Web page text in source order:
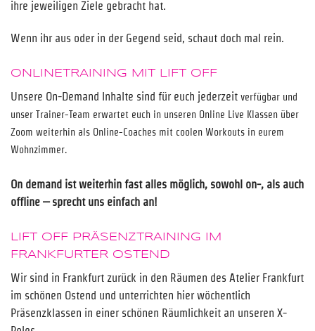
ihre jeweiligen Ziele gebracht hat.
Wenn ihr aus oder in der Gegend seid, schaut doch mal rein.
ONLINETRAINING MIT LIFT OFF
Unsere On-Demand Inhalte sind für euch jederzeit verfügbar und
unser Trainer-Team erwartet euch in unseren Online Live Klassen über
Zoom weiterhin als Online-Coaches mit coolen Workouts in eurem
Wohnzimmer.
On demand ist weiterhin fast alles möglich, sowohl on-, als auch
offline – sprecht uns einfach an!
LIFT OFF PRÄSENZTRAINING IM
FRANKFURTER OSTEND
Wir sind in Frankfurt zurück in den Räumen des Atelier Frankfurt
im schönen Ostend und unterrichten hier wöchentlich
Präsenzklassen in einer schönen Räumlichkeit an unseren X-